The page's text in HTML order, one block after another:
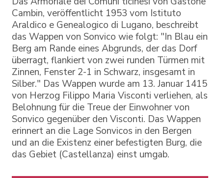
Cambin, veröffentlicht 1953 vom Istituto
Araldico e Genealogico di Lugano, beschreibt
das Wappen von Sonvico wie folgt: "In Blau ein
Berg am Rande eines Abgrunds, der das Dorf
überragt, flankiert von zwei runden Türmen mit
Zinnen, Fenster 2-1 in Schwarz, insgesamt in
Silber." Das Wappen wurde am 13. Januar 1415
von Herzog Filippo Maria Visconti verliehen, als
Belohnung für die Treue der Einwohner von
Sonvico gegenüber den Visconti. Das Wappen
erinnert an die Lage Sonvicos in den Bergen
und an die Existenz einer befestigten Burg, die
das Gebiet (Castellanza) einst umgab.